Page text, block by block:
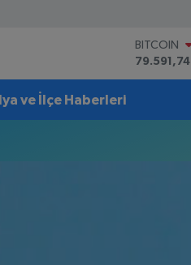
BITCOIN
79.591,74
DOLAR
ve İlçe Haberleri